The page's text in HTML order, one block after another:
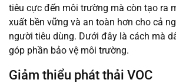
tiêu cực đến môi trường mà còn tạo ra
xuất bền vững và an toàn hơn cho cả
người tiêu dùng. Dưới đây là cách mà
góp phần bảo vệ môi trường.
Giảm thiểu phát thải VOC